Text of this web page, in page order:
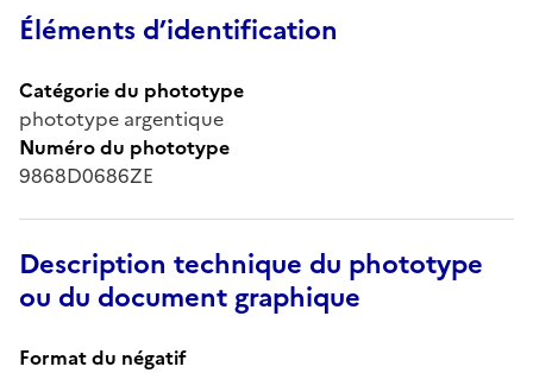
Éléments d’identification
Catégorie du phototype
phototype argentique
Numéro du phototype
9868D0686ZE
Description technique du phototype
ou du document graphique
Format du négatif